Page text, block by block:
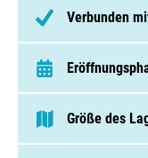
Verbunden
van 4 April t/m 1
Größe des
> 250 Pitches